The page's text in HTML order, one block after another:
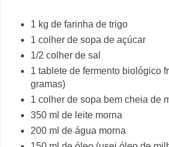
1 kg de farinha de trigo
1 colher de sopa de açúcar
1/2 colher de sal
1 tablete de fermento biológico
gramas)
1 colher de sopa bem cheia de
350 ml de leite morna
200 ml de água morna